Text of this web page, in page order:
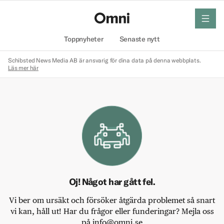
Toppnyheter Senaste nytt
meny
Schibsted News Media AB är ansvarig för dina data på denna webbplats.
Läs mer här
Oj! Något har gått fel.
Vi ber om ursäkt och försöker åtgärda problemet så snart
vi kan, håll ut! Har du frågor eller funderingar? Mejla oss